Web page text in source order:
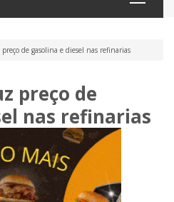
de gasolina e diesel nas refinarias
preço de
nas refinarias